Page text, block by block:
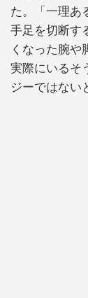
た。「一理あ
手足を切断す
くなった腕や
実際にいるそ
ジーではない